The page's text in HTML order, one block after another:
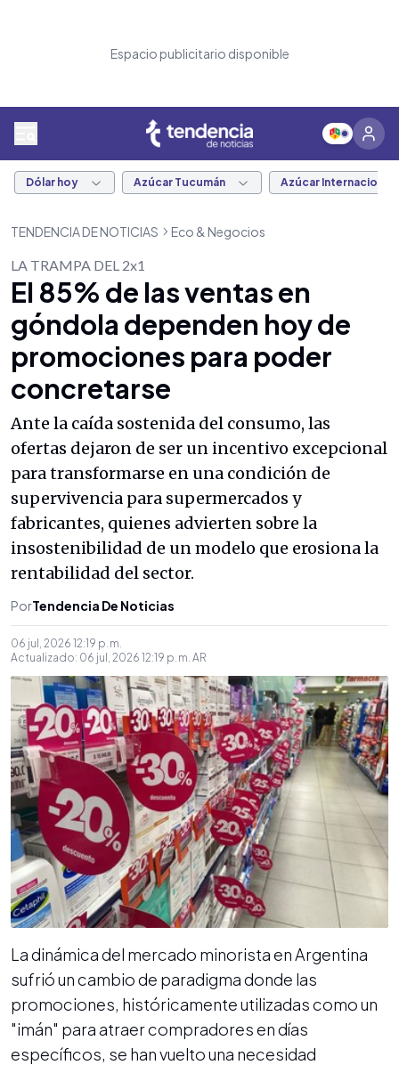
Espacio publicitario disponible
Dólar hoy Azúcar Tucumán Azúcar Internacional
TENDENCIA DE NOTICIAS Eco & Negocios
LA TRAMPA DEL 2x1
El 85% de las ventas en
góndola dependen hoy de
promociones para poder
concretarse
Ante la caída sostenida del consumo, las
ofertas dejaron de ser un incentivo excepcional
para transformarse en una condición de
supervivencia para supermercados y
fabricantes, quienes advierten sobre la
insostenibilidad de un modelo que erosiona la
rentabilidad del sector.
PorTendencia De Noticias
06 jul, 2026 12:19 p. m.
Actualizado: 06 jul, 2026 12:19 p. m. AR
La dinámica del mercado minorista en Argentina
sufrió un cambio de paradigma donde las
promociones, históricamente utilizadas como un
"imán" para atraer compradores en días
específicos, se han vuelto una necesidad